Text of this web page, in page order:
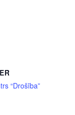
“Drošība”